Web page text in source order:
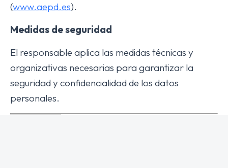
(www.aepd.es).
Medidas de seguridad
El responsable aplica las medidas técnicas y
organizativas necesarias para garantizar la
seguridad y confidencialidad de los datos
personales.